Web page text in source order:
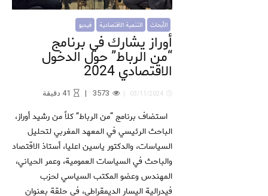
الأبحاث التنمية الاقتصادية فيديو
أوراز يشارك في برنامج
“من الرباط” حول الدخول
الاقتصادي 2024
03/11/2024
3573
41 دقيقة
استضاف برنامج “من الرباط” كلاً من رشيد أوراز،
الباحث الرئيسي في المعهد المغربي لتحليل
السياسات، والدكتور ياسين اعليا، أستاذ الاقتصاد
والباحث في السياسات العمومية، وعمر الحياني،
المهندس وعضو المكتب السياسي لحزب
فيدرالية اليسار الديمقراطي، في حلقة بعنوان